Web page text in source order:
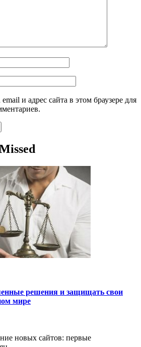
и адрес сайта в этом браузере для
решения и защищать свои
мире